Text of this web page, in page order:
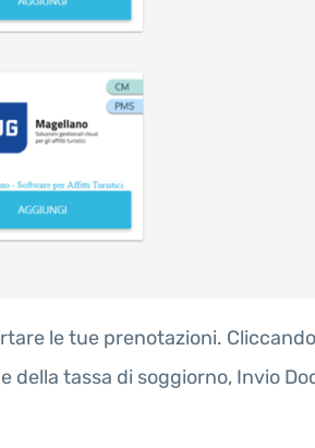
le tue prenotazioni.
tassa di soggiorno, Invio